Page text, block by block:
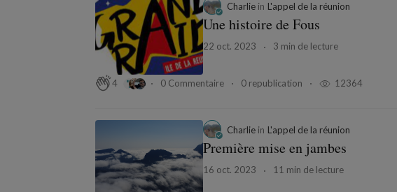
Charlie in L'appel de la réunion
Une histoire de Fous
22 oct. 2023 3 min de lecture
4 0 Commentaire 0 republication 12364
Charlie in L'appel de la réunion
Première mise en jambes
16 oct. 2023 11 min de lecture